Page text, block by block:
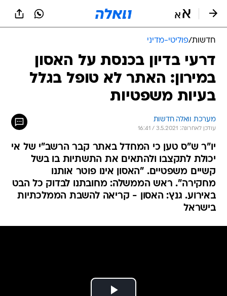
חדשות/פוליטי-מדיני
דרעי בדיון בכנסת על האסון
במירון: האתר לא טופל בגלל
בעיות משפטיות
מערכת וואלה חדשות
עודכן לאחרונה: 3.5.2021 / 16:41
יו"ר ש"ס טען כי המחדל באתר קבר הרשב"י של אי
יכולת לתקצבו ולהתאים את התשתיות בו בשל
קשיים משפטיים. "האסון אינו פוטר אותנו
מחקירה". ראש הממשלה: מחובתנו לבדוק כל הבט
באירוע. גנץ: האסון - קריאה להשבת הממלכתיות
בישראל